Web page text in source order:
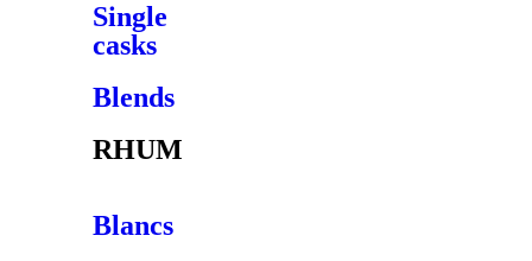
Single
casks
Blends
RHUM
Blancs